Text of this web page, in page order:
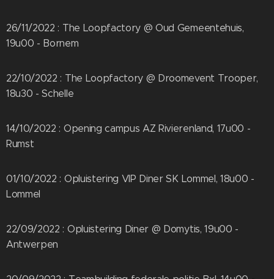
26/11/2022 : The Loopfactory @ Oud Gemeentehuis,
19u00 - Bornem
22/10/2022 : The Loopfactory @ Droomevent Trooper,
18u30 - Schelle
14/10/2022 : Opening campus AZ Rivierenland, 17u00 -
Rumst
01/10/2022 : Opluistering VIP Diner SK Lommel, 18u00 -
Lommel
22/09/2022 : Opluistering Diner @ Domytis, 19u00 -
Antwerpen